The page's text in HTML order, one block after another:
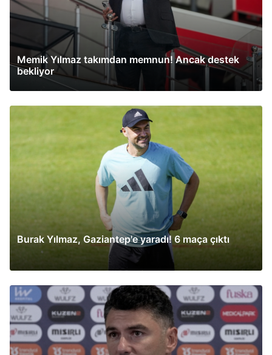
Memik Yılmaz takımdan memnun! Ancak destek
bekliyor
Burak Yılmaz, Gaziantep'e yaradı! 6 maça çıktı